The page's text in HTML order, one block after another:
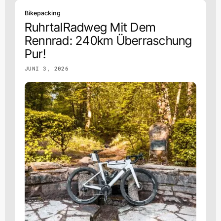
Bikepacking
RuhrtalRadweg Mit Dem
Rennrad: 240km Überraschung
Pur!
JUNI 3, 2026